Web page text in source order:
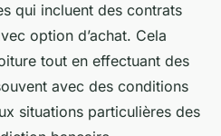
qui incluent des contrats
option d’achat. Cela
tout en effectuant des
avec des conditions
situations particulières des